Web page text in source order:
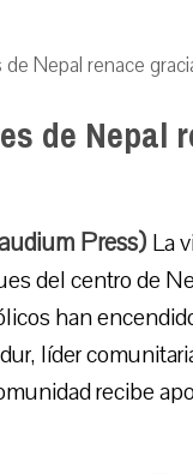
Nepal renace
de Nepal
Press) La
del centro de
han
líder
recibe